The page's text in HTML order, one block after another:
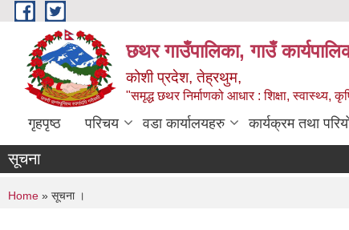
Skip to main content
छथर गाउँपालिका, गाउँ
कोशी प्रदेश, तेह्रथुम,
"समृद्ध छथर निर्माणको आधार : शिक्षा, स्वास्थ्य,
गृहपृष्ठ परिचय वडा कार्यालयहरु कार्यक्रम तथा
सूचना
You are here
Home » सूचना ।